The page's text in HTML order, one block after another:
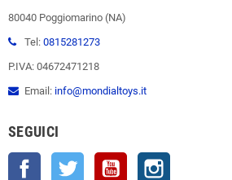
80040 Poggiomarino (NA)
Tel: 0815281273
P.IVA: 04672471218
Email: info@mondialtoys.it
SEGUICI
Facebook Twitter YouTube